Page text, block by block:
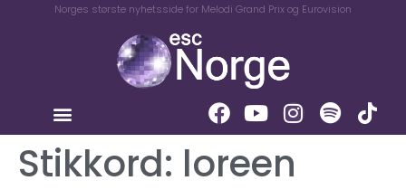
Norges største nyhetsside for Melodi Grand Prix og Eurovision
Stikkord: loreen